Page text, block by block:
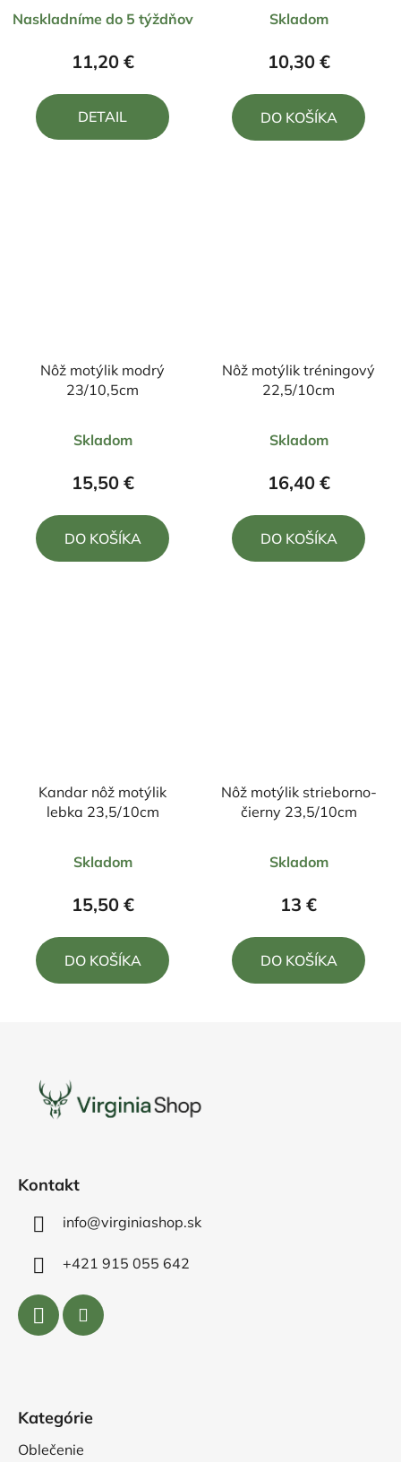
hodnotenie
produktu
5,0
z
Naskladníme do 5 týždňov
11,20 €
DETAIL
hodnotenie
produktu
4,5
z
Skladom
10,30 €
DO KOŠÍKA
Nôž motýlik modrý
23/10,5cm
hodnotenie
produktu
z
Skladom
15,50 €
DO KOŠÍKA
Nôž motýlik tréningový
22,5/10cm
Skladom
16,40 €
DO KOŠÍKA
Kandar nôž motýlik
lebka 23,5/10cm
hodnotenie
produktu
5,0
z
Skladom
15,50 €
DO KOŠÍKA
Nôž motýlik strieborno-
čierny 23,5/10cm
hodnotenie
produktu
4,5
z
Skladom
13 €
DO KOŠÍKA
Kontakt
info@virginiashop.sk
+421 915 055 642
Kategórie
Oblečenie